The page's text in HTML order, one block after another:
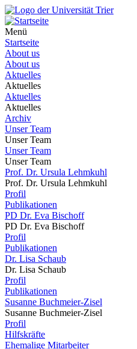
Menü
Startseite
About us
About us
Aktuelles
Aktuelles
Aktuelles
Aktuelles
Archiv
Unser Team
Unser Team
Unser Team
Unser Team
Prof. Dr. Ursula Lehmkuhl
Prof. Dr. Ursula Lehmkuhl
Profil
Publikationen
PD Dr. Eva Bischoff
PD Dr. Eva Bischoff
Profil
Publikationen
Dr. Lisa Schaub
Dr. Lisa Schaub
Profil
Publikationen
Susanne Buchmeier-Zisel
Susanne Buchmeier-Zisel
Profil
Hilfskräfte
Ehemalige Mitarbeiter